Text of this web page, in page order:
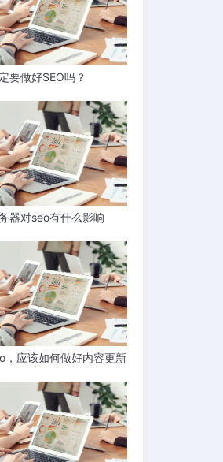
要做好SEO吗？
器对seo有什么影响
，应该如何做好内容更新